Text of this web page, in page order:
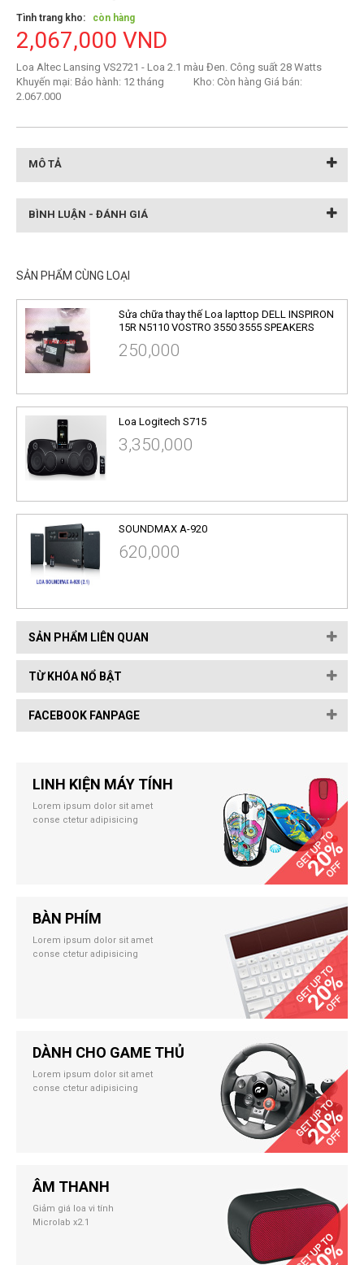
Tình trang kho: còn hàng
2,067,000 VND
Loa Altec Lansing VS2721 - Loa 2.1 màu Đen. Công suất 28 Watts
Khuyến mại: Bảo hành: 12 tháng Kho: Còn hàng Giá bán:
2.067.000
MÔ TẢ
BÌNH LUẬN - ĐÁNH GIÁ
SẢN PHẨM CÙNG LOẠI
Sửa chữa thay thế Loa lapttop DELL INSPIRON
15R N5110 VOSTRO 3550 3555 SPEAKERS
250,000
Loa Logitech S715
3,350,000
SOUNDMAX A-920
620,000
SẢN PHẨM LIÊN QUAN
TỪ KHÓA NỔ BẬT
FACEBOOK FANPAGE
LINH KIỆN MÁY TÍNH
Lorem ipsum dolor sit amet
conse ctetur adipisicing
BÀN PHÍM
Lorem ipsum dolor sit amet
conse ctetur adipisicing
DÀNH CHO GAME THỦ
Lorem ipsum dolor sit amet
conse ctetur adipisicing
ÂM THANH
Giảm giá loa vi tính
Microlab x2.1